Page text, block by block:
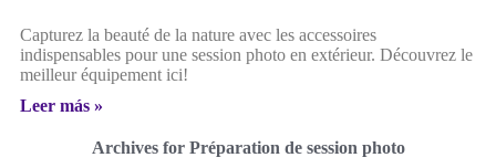
Capturez la beauté de la nature avec les accessoires
indispensables pour une session photo en extérieur. Découvrez le
meilleur équipement ici!
Leer más »
Archives for Préparation de session photo